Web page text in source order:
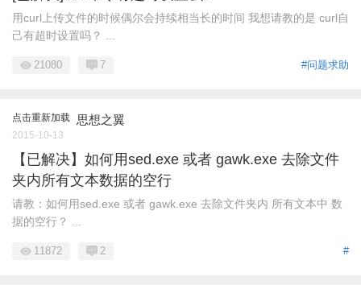
用curl上传文件的时候偶尔会持续相当长的时间 我想请教的是 curl自
己有超时设置吗？ ...
#问题求助
21080 7
点击重新加载 思想之翼
2015-10-13
【已解决】如何用sed.exe 或者 gawk.exe 去除文件
夹内所有文本数据的空行
请教：如何用sed.exe 或者 gawk.exe 去除文件夹内 所有文本中 数
据的空行？ ...
#
11872 2